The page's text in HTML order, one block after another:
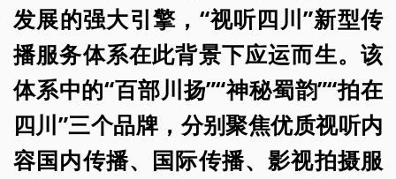
发展的强大引擎，“视听四川”新型传
播服务体系在此背景下应运而生。该
体系中的“百部川扬”“神秘蜀韵”“拍在
四川”三个品牌，分别聚焦优质视听内
容国内传播、国际传播、影视拍摄服